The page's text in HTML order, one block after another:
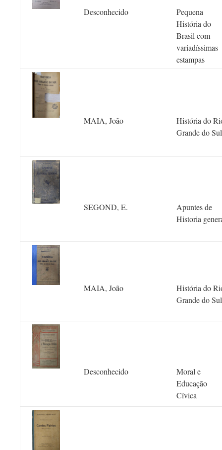
Desconhecido
Pequena
História do
Brasil com
variadíssimas
estampas
MAIA, João
História do
Grande do Sul
SEGOND, E.
Apuntes de
Historia
MAIA, João
História do
Grande do Sul
Desconhecido
Moral e
Educação
Cívica